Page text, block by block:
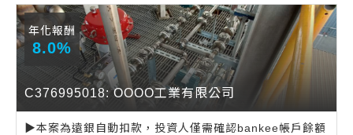
C376995018: OOOO工業有限公司
年化報酬
8.0%
▶️本案為遠銀自動扣款，投資人僅需確認bankee帳戶餘額